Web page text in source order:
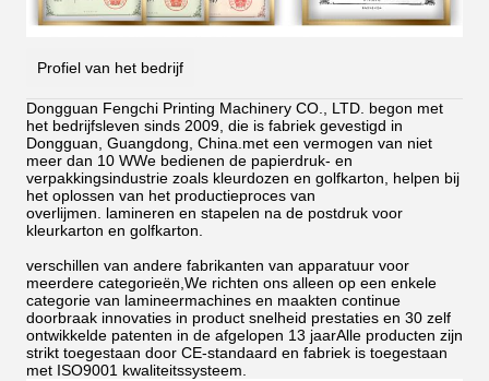
Profiel van het bedrijf
Dongguan Fengchi Printing Machinery CO., LTD. begon met
het bedrijfsleven sinds 2009, die is fabriek gevestigd in
Dongguan, Guangdong, China.met een vermogen van niet
meer dan 10 WWe bedienen de papierdruk- en
verpakkingsindustrie zoals kleurdozen en golfkarton, helpen bij
het oplossen van het productieproces van
overlijmen.
lamineren en stapelen na de postdruk voor
kleurkarton en golfkarton.
verschillen van andere fabrikanten van apparatuur voor
meerdere categorieën,We richten ons alleen op een enkele
categorie van lamineermachines en maakten continue
doorbraak innovaties in product snelheid prestaties en 30 zelf
ontwikkelde patenten in de afgelopen 13 jaarAlle producten zijn
strikt toegestaan door CE-standaard en fabriek is toegestaan
met ISO9001 kwaliteitssysteem.